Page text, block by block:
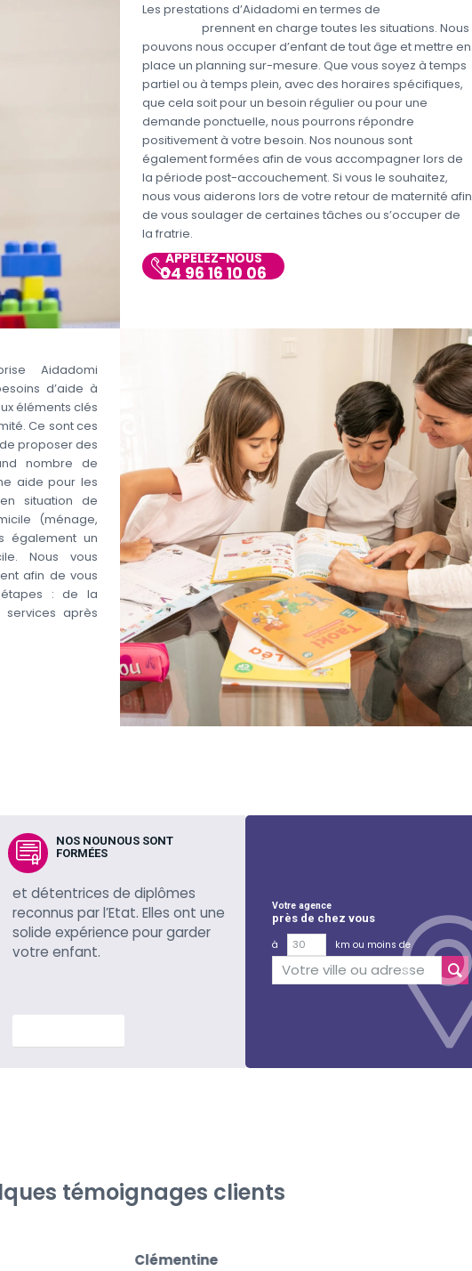
Les prestations d’Aidadomi en termes de
prennent en charge toutes les situations. Nous
pouvons nous occuper d’enfant de tout âge et mettre en
place un planning sur-mesure. Que vous soyez à temps
partiel ou à temps plein, avec des horaires spécifiques,
que cela soit pour un besoin régulier ou pour une
demande ponctuelle, nous pourrons répondre
positivement à votre besoin. Nos nounous sont
également formées afin de vous accompagner lors de
la période post-accouchement. Si vous le souhaitez,
nous vous aiderons lors de votre retour de maternité afin
de vous soulager de certaines tâches ou s’occuper de
la fratrie.
APPELEZ-NOUS
04 96 16 10 06
Aidadomi
d’aide à
éléments clés
Ce sont ces
proposer des
nombre de
aide pour les
situation de
(ménage,
également un
Nous vous
afin de vous
étapes : de la
après
NOS NOUNOUS SONT
FORMÉES
et détentrices de diplômes
reconnus par l’Etat. Elles ont une
solide expérience pour garder
votre enfant.
Votre agence
près de chez vous
à
km ou moins de
témoignages clients
Clémentine